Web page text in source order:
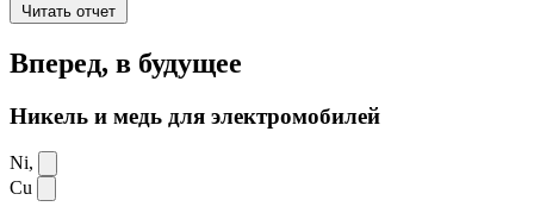
Читать отчет
Вперед, в будущее
Никель и медь для электромобилей
Ni,
Cu